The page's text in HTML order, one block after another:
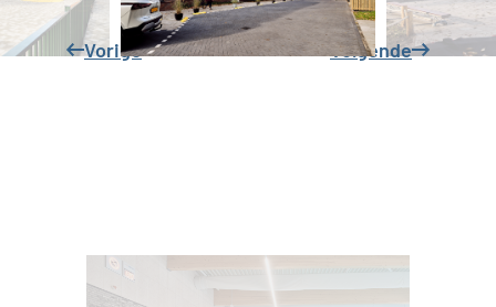
Vorige Volgende